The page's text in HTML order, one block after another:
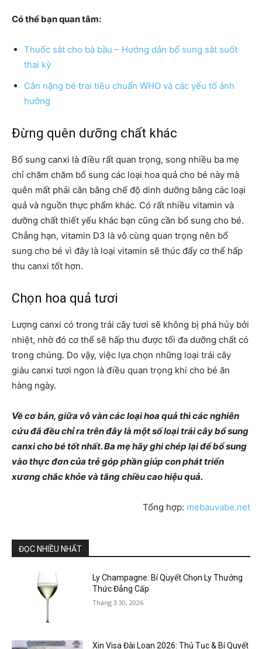
Có thể bạn quan tâm:
Thuốc sắt cho bà bầu – Hướng dẫn bổ sung sắt suốt
thai kỳ
Cân nặng bé trai tiêu chuẩn WHO và các yếu tố ảnh
hưởng
Đừng quên dưỡng chất khác
Bổ sung canxi là điều rất quan trọng, song nhiều ba mẹ
chỉ chăm chăm bổ sung các loại hoa quả cho bé này mà
quên mất phải cân bằng chế độ dinh dưỡng bằng các loại
quả và nguồn thực phẩm khác. Có rất nhiều vitamin và
dưỡng chất thiết yếu khác bạn cũng cần bổ sung cho bé.
Chẳng hạn, vitamin D3 là vô cùng quan trọng nên bổ
sung cho bé vì đây là loại vitamin sẽ thúc đẩy cơ thể hấp
thu canxi tốt hơn.
Chọn hoa quả tươi
Lượng canxi có trong trái cây tươi sẽ không bị phá hủy bởi
nhiệt, nhờ đó cơ thể sẽ hấp thu được tối đa dưỡng chất có
trong chúng. Do vậy, việc lựa chọn những loại trái cây
giàu canxi tươi ngon là điều quan trọng khi cho bé ăn
hàng ngày.
Về cơ bản, giữa vô vàn các loại hoa quả thì các nghiên
cứu đã đều chỉ ra trên đây là một số loại trái cây bổ sung
canxi cho bé tốt nhất. Ba mẹ hãy ghi chép lại để bổ sung
vào thực đơn của trẻ góp phần giúp con phát triển
xương chắc khỏe và tăng chiều cao hiệu quả.
Tổng hợp: mebauvabe.net
ĐỌC NHIỀU NHẤT
Ly Champagne: Bí Quyết Chọn Ly Thưởng
Thức Đẳng Cấp
Tháng 3 30, 2026
Xin Visa Đài Loan 2026: Thủ Tục & Bí Quyết